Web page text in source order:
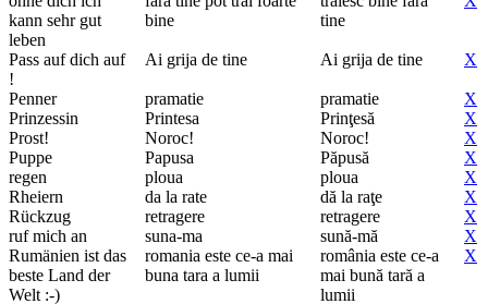
kann sehr gut
leben
bine
tine
Pass auf dich auf
!
Ai grija de tine Ai grija de tine X
Penner pramatie pramatie
X
Prinzessin
Printesa Prinţesă
X
Prost!
Noroc! Noroc!
X
Puppe
Papusa Păpusă
X
regen
ploua ploua
X
Rheiern
da la rate dă la raţe
X
Rückzug
retragere retragere
X
ruf mich an
suna-ma sună-mă
X
Rumänien ist das
beste Land der
Welt :-)
romania este ce-a mai
buna tara a lumii
românia este ce-a
mai bună tară a
lumii
X